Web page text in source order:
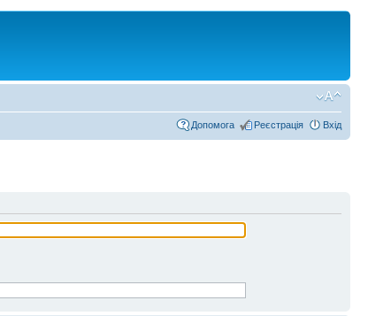
Допомога Реєстрація Вхід